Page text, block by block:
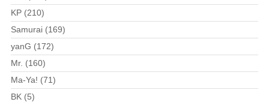
KP (210)
Samurai (169)
yanG (172)
Mr. (160)
Ma-Ya! (71)
BK (5)